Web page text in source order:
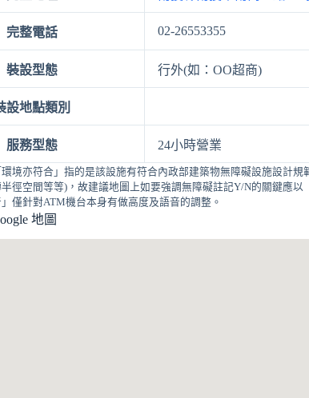
完整電話 02-26553355
裝設型態 行外(如：OO超商)
設地點類別
服務型態 24小時營業
境亦符合」指的是該設施有符合內政部建築物無障礙設施設計
徑空間等等)，故建議地圖上如要強調無障礙註記Y/N的關鍵應
僅針對ATM機台本身有做高度及語音的調整。
地圖